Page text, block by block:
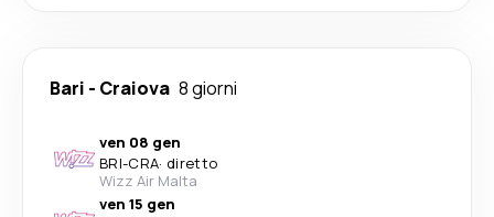
Bari - Craiova 8 giorni
ven 08 gen
BRI-CRA· diretto
Wizz Air Malta
ven 15 gen